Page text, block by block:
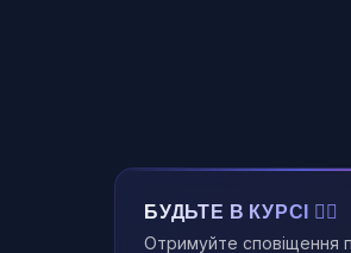
БУДЬТЕ В КУРСІ 🏃‍♂️
Отримуйте сповіщення